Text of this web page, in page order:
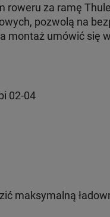
roweru za ramę
pozwolą na
montaż umówić się
02-04
maksymalną